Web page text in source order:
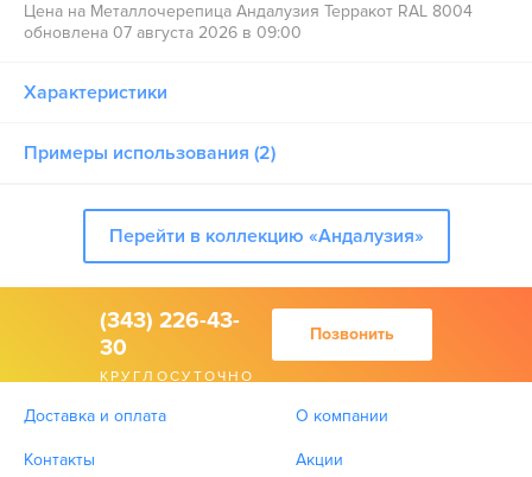
Цена на Металлочерепица Андалузия Терракот RAL 8004
обновлена 07 августа 2026 в 09:00
Характеристики
Примеры использования (2)
Перейти в коллекцию «Андалузия»
(343) 226-43-
30
КРУГЛОСУТОЧНО
Позвонить
Доставка и оплата О компании
Контакты Акции